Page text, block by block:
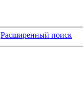
Расширенный поиск